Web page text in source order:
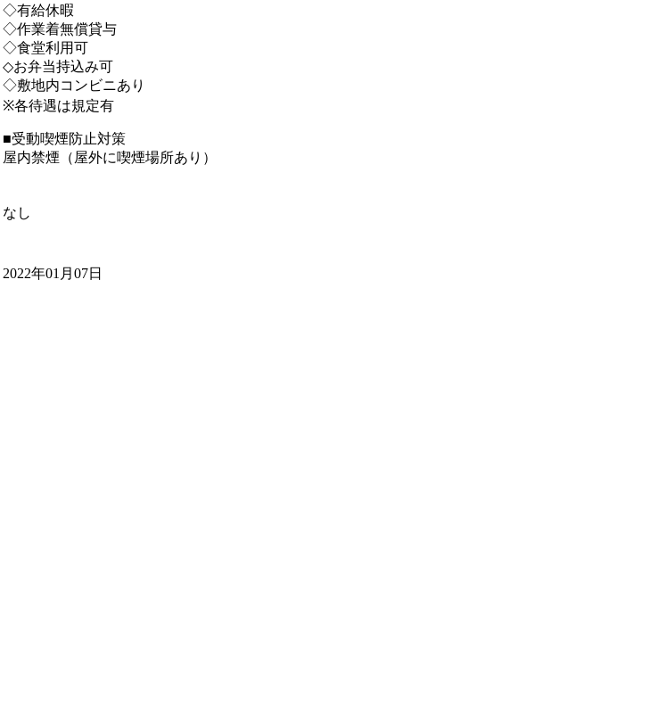
◇有給休暇
◇作業着無償貸与
◇食堂利用可
◇お弁当持込み可
◇敷地内コンビニあり
※各待遇は規定有
■受動喫煙防止対策
屋内禁煙（屋外に喫煙場所あり）
なし
2022年01月07日